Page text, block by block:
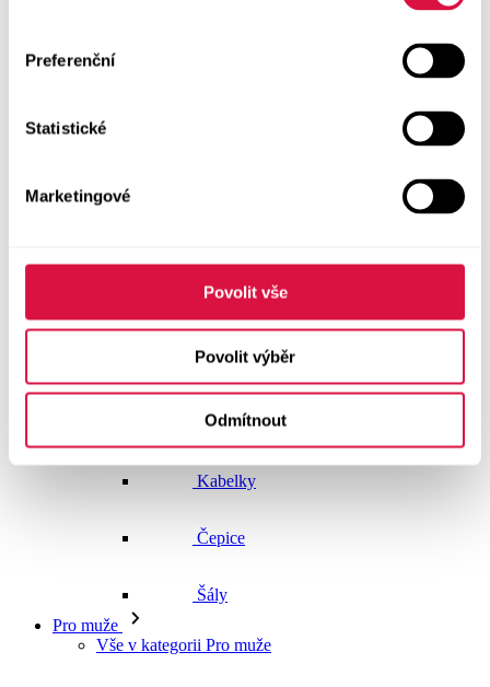
Preferenční
Statistické
Marketingové
Povolit vše
Povolit výběr
Odmítnout
Boty GEOX
Pásky
Peněženky
Kabelky
Čepice
Šály
Pro muže
Vše v kategorii Pro muže